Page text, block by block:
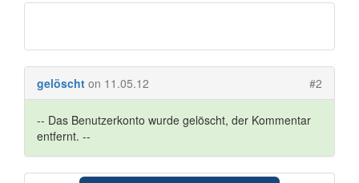
gelöscht on 11.05.12 #2
-- Das Benutzerkonto wurde gelöscht, der Kommentar
entfernt. --